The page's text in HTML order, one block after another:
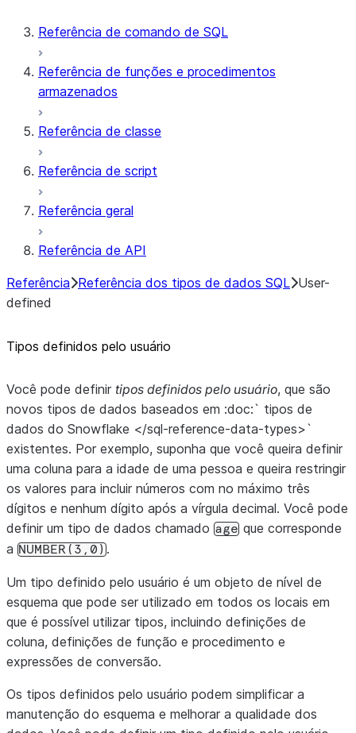
Referência de comando de SQL
Referência de funções e procedimentos
armazenados
Referência de classe
Referência de script
Referência geral
Referência de API
Referência Referência dos tipos de dados SQL User-
defined
Tipos definidos pelo usuário
Você pode definir tipos definidos pelo usuário, que são
novos tipos de dados baseados em :doc:` tipos de
dados do Snowflake </sql-reference-data-types>`
existentes. Por exemplo, suponha que você queira definir
uma coluna para a idade de uma pessoa e queira restringir
os valores para incluir números com no máximo três
dígitos e nenhum dígito após a vírgula decimal. Você pode
definir um tipo de dados chamado age que corresponde
a NUMBER(3,0).
Um tipo definido pelo usuário é um objeto de nível de
esquema que pode ser utilizado em todos os locais em
que é possível utilizar tipos, incluindo definições de
coluna, definições de função e procedimento e
expressões de conversão.
Os tipos definidos pelo usuário podem simplificar a
manutenção do esquema e melhorar a qualidade dos